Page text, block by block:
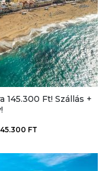
145.300 Ft! Szállás +
FT